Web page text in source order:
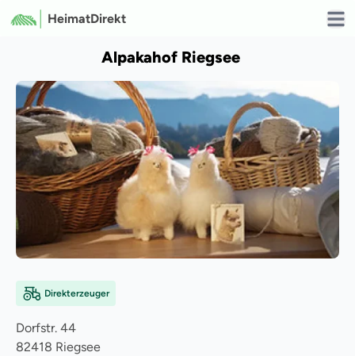
HeimatDirekt
Alpakahof Riegsee
Direkterzeuger
Dorfstr. 44
82418 Riegsee